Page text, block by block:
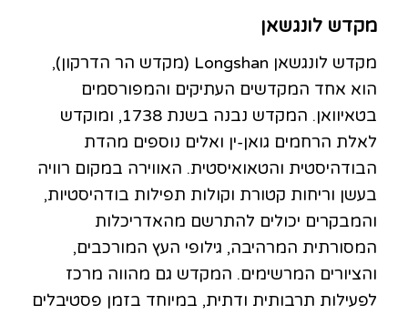
מקדש לונגשאן
מקדש לונגשאן Longshan (מקדש הר הדרקון),
הוא אחד המקדשים העתיקים והמפורסמים
בטאיוואן. המקדש נבנה בשנת 1738, ומוקדש
לאלת הרחמים גואן-ין ואלים נוספים מהדת
הבודהיסטית והטאואיסטית. האווירה במקום רוויה
בעשן וריחות קטורת וקולות תפילות בודהיסטיות,
והמבקרים יכולים להתרשם מהאדריכלות
המסורתית המרהיבה, גילופי העץ המורכבים,
והציורים המרשימים. המקדש גם מהווה מרכז
לפעילות תרבותית ודתית, במיוחד בזמן פסטיבלים